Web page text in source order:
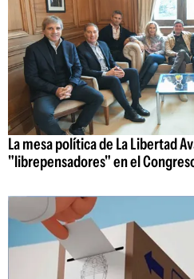
La mesa política de La Libertad
"librepensadores" en el